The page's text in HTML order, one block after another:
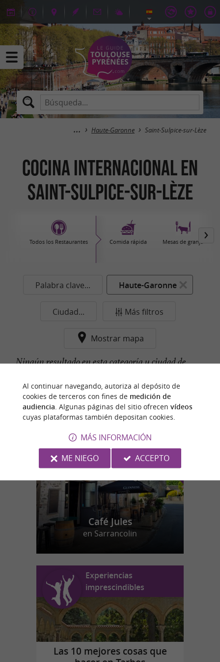
Haute-Garonne Saint-Sulpice-sur-Lèze
Cocina Internacional en
Saint-Sulpice-sur-Lèze
Todos los Restaurantes Comida rápida Mesas de granja
Palabra clave... Haute-Garonne
Ciudad... Más filtros
Mostrar mapa
Ningún resultado en esta categoría y ciudad de
n
u
e
s
t
r
o
f
a
v
o
r
i
t
o
Café Jules
en Sarrancolin
Experiencias
imprescindibles
Las 10 mejores cosas que
Al continuar navegando, autoriza al depósito de
cookies de terceros con fines de medición de
audiencia . Algunas páginas del sitio ofrecen vídeos
cuyas plataformas también depositan cookies.
MÁS INFORMACIÓN
ME NIEGO
ACCEPTO